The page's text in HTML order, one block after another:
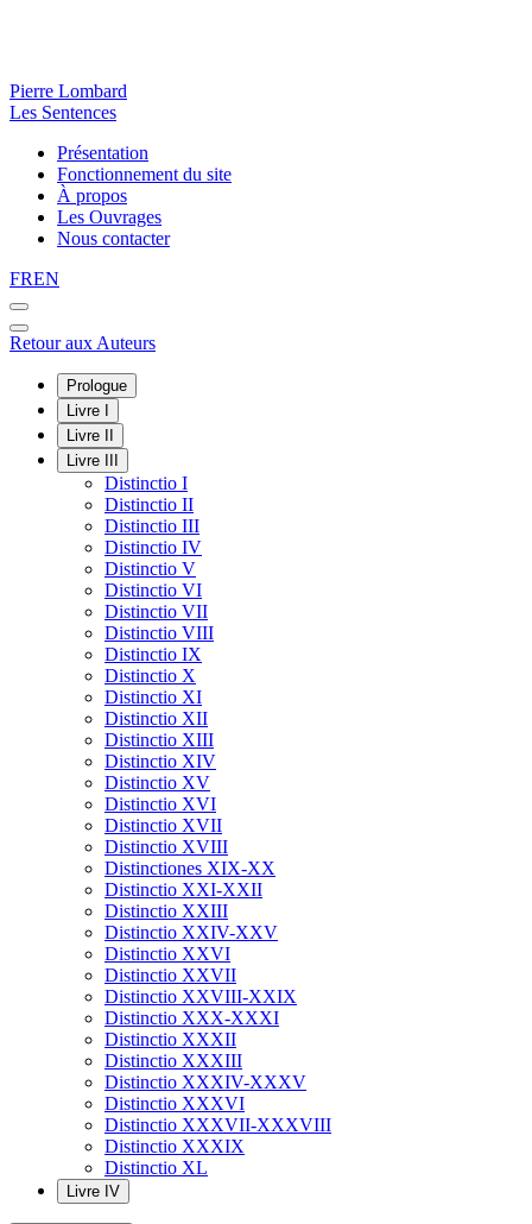
Pierre Lombard
Les Sentences
Présentation
Fonctionnement du site
À propos
Les Ouvrages
Nous contacter
FREN
Retour aux Auteurs
Prologue
Livre I
Livre II
Livre III
Distinctio I
Distinctio II
Distinctio III
Distinctio IV
Distinctio V
Distinctio VI
Distinctio VII
Distinctio VIII
Distinctio IX
Distinctio X
Distinctio XI
Distinctio XII
Distinctio XIII
Distinctio XIV
Distinctio XV
Distinctio XVI
Distinctio XVII
Distinctio XVIII
Distinctiones XIX-XX
Distinctio XXI-XXII
Distinctio XXIII
Distinctio XXIV-XXV
Distinctio XXVI
Distinctio XXVII
Distinctio XXVIII-XXIX
Distinctio XXX-XXXI
Distinctio XXXII
Distinctio XXXIII
Distinctio XXXIV-XXXV
Distinctio XXXVI
Distinctio XXXVII-XXXVIII
Distinctio XXXIX
Distinctio XL
Livre IV